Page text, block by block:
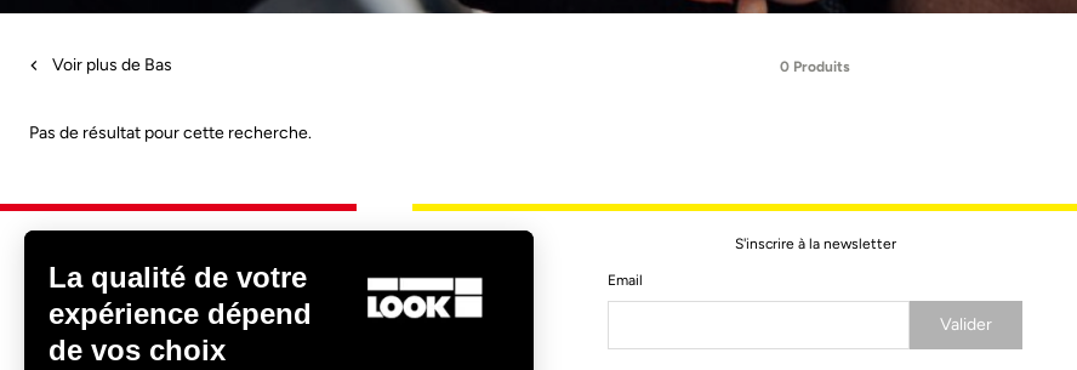
Voir plus de Bas 0 Produits
Pas de résultat pour cette recherche.
Trouver un revendeur
S'inscrire à la newsletter
Email
Valider
La qualité de votre
expérience dépend
de vos choix